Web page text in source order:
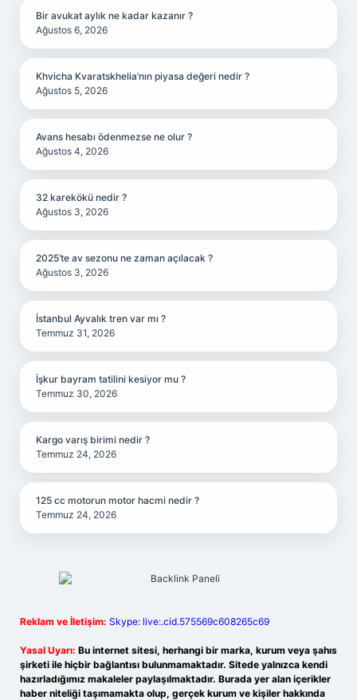
Bir avukat aylık ne kadar kazanır ?
Ağustos 6, 2026
Khvicha Kvaratskhelia’nın piyasa değeri nedir ?
Ağustos 5, 2026
Avans hesabı ödenmezse ne olur ?
Ağustos 4, 2026
32 karekökü nedir ?
Ağustos 3, 2026
2025’te av sezonu ne zaman açılacak ?
Ağustos 3, 2026
İstanbul Ayvalık tren var mı ?
Temmuz 31, 2026
İşkur bayram tatilini kesiyor mu ?
Temmuz 30, 2026
Kargo varış birimi nedir ?
Temmuz 24, 2026
125 cc motorun motor hacmi nedir ?
Temmuz 24, 2026
Reklam ve İletişim: Skype: live:.cid.575569c608265c69
Yasal Uyarı: Bu internet sitesi, herhangi bir marka, kurum veya şahıs
şirketi ile hiçbir bağlantısı bulunmamaktadır. Sitede yalnızca kendi
hazırladığımız makaleler paylaşılmaktadır. Burada yer alan içerikler
haber niteliği taşımamakta olup, gerçek kurum ve kişiler hakkında